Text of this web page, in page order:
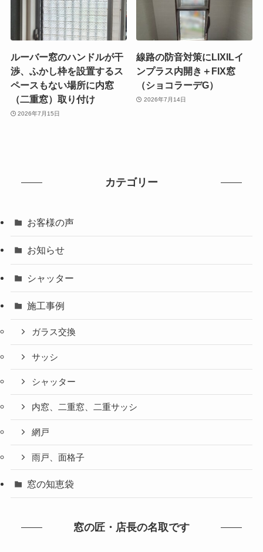
ルーバー窓のハンドルが干
渉、ふかし枠を設置するス
ペースもない場所に内窓
（二重窓）取り付け
2026年7月15日
線路の防音対策にLIXILイ
ンプラス内開き＋FIX窓
（ショコラーデG）
2026年7月14日
カテゴリー
お客様の声
お知らせ
シャッター
施工事例
ガラス交換
サッシ
シャッター
内窓、二重窓、二重サッシ
網戸
雨戸、面格子
窓の知恵袋
窓の匠・店長の名取です